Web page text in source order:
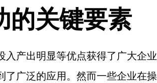
的关键要素
产出明显等优点获得了广大企业
广泛的应用。然而一些企业在操